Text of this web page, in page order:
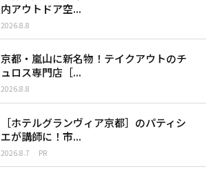
内アウトドア空...
2026.8.8
京都・嵐山に新名物！テイクアウトのチ
ュロス専門店［...
2026.8.8
［ホテルグランヴィア京都］のパティシ
エが講師に！市...
2026.8.7 PR